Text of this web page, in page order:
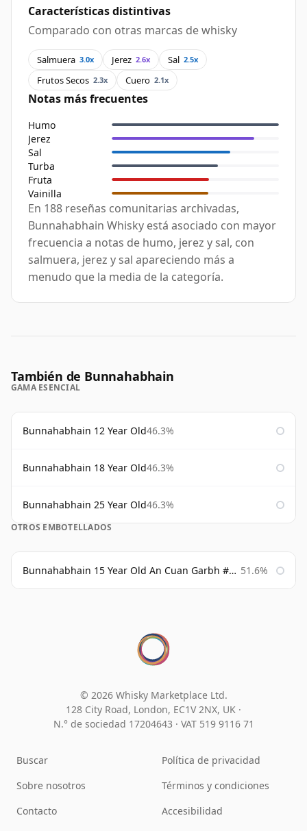
Características distintivas
Comparado con otras marcas de whisky
Salmuera 3.0x Jerez 2.6x Sal 2.5x
Frutos Secos 2.3x Cuero 2.1x
Notas más frecuentes
Humo
Jerez
Sal
Turba
Fruta
Vainilla
En 188 reseñas comunitarias archivadas,
Bunnahabhain Whisky está asociado con mayor
frecuencia a notas de humo, jerez y sal, con
salmuera, jerez y sal apareciendo más a
menudo que la media de la categoría.
También de Bunnahabhain
GAMA ESENCIAL
Bunnahabhain 12 Year Old46.3%
Bunnahabhain 18 Year Old46.3%
Bunnahabhain 25 Year Old46.3%
OTROS EMBOTELLADOS
Bunnahabhain 15 Year Old An Cuan Garbh #1 Westering Home Collection 51.6%
© 2026 Whisky Marketplace Ltd.
128 City Road, London, EC1V 2NX, UK ·
N.° de sociedad 17204643 · VAT 519 9116 71
Buscar
Sobre nosotros
Contacto
Política de privacidad
Términos y condiciones
Accesibilidad